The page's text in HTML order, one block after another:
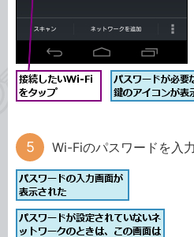
Wi-Fiのパスワードを入